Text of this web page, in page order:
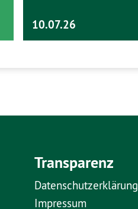
10.07.26
Transparenz
Datenschutzerklärung
Impressum